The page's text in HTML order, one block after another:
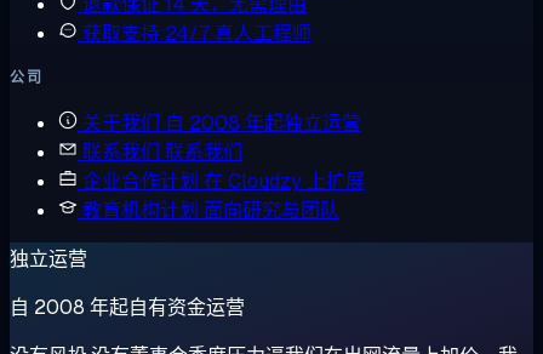
获取支持 24/7 真人工程师
公司
关于我们 自 2008 年起独立运营
联系我们 联系我们
企业合作计划 在 Cloudzy 上扩展
教育机构计划 面向研究与团队
独立运营
自 2008 年起自有资金运营